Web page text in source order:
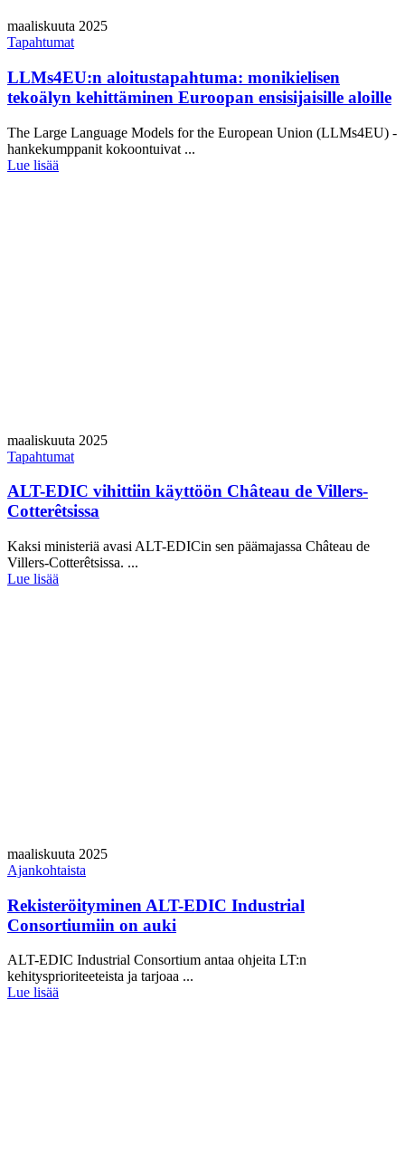
maaliskuuta 2025
Tapahtumat
LLMs4EU:n aloitustapahtuma: monikielisen
tekoälyn kehittäminen Euroopan ensisijaisille aloille
The Large Language Models for the European Union (LLMs4EU) -
hankekumppanit kokoontuivat ...
Lue lisää
maaliskuuta 2025
Tapahtumat
ALT-EDIC vihittiin käyttöön Château de Villers-
Cotterêtsissa
Kaksi ministeriä avasi ALT-EDICin sen päämajassa Château de
Villers-Cotterêtsissa. ...
Lue lisää
maaliskuuta 2025
Ajankohtaista
Rekisteröityminen ALT-EDIC Industrial
Consortiumiin on auki
ALT-EDIC Industrial Consortium antaa ohjeita LT:n
kehitysprioriteeteista ja tarjoaa ...
Lue lisää